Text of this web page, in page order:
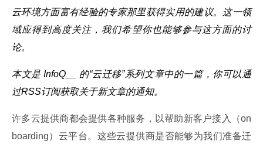
云环境方面富有经验的专家那里获得实用的建议。这一领
域应得到高度关注，我们希望你也能够参与这方面的讨
论。
本文是 InfoQ__ 的“云迁移”系列文章中的一篇，你可以通
过RSS订阅获取关于新文章的通知。
许多云提供商都会提供各种服务，以帮助新客户接入（on
boarding）云平台。这些云提供商是否能够为我们准备迁